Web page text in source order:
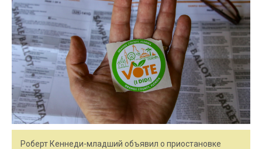
Роберт Кеннеди-младший объявил о приостановке